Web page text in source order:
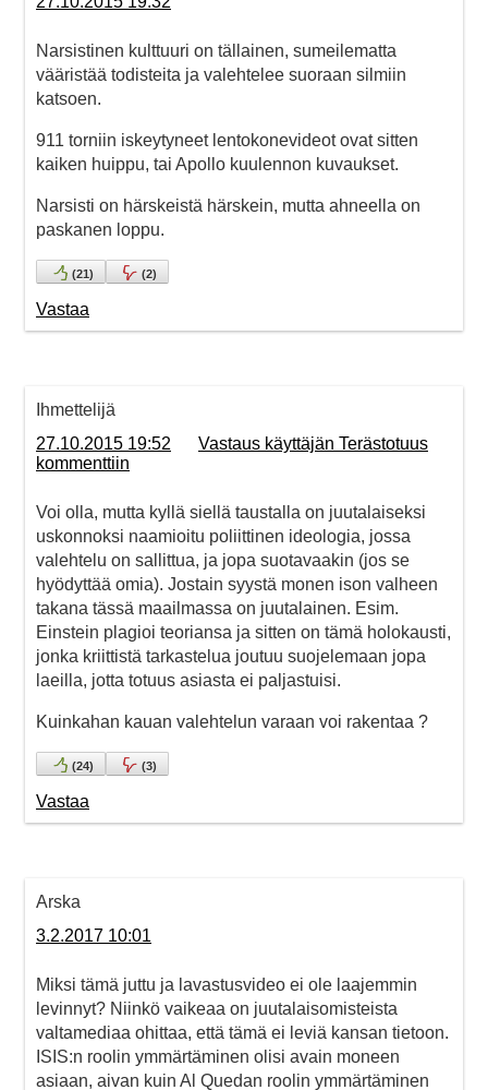
Narsistinen kulttuuri on tällainen, sumeilematta
vääristää todisteita ja valehtelee suoraan silmiin
katsoen.
911 torniin iskeytyneet lentokonevideot ovat sitten
kaiken huippu, tai Apollo kuulennon kuvaukset.
Narsisti on härskeistä härskein, mutta ahneella on
paskanen loppu.
(21) (2)
Vastaa
Ihmettelijä
27.10.2015 19:52
Vastaus käyttäjän Terästotuus
kommenttiin
Voi olla, mutta kyllä siellä taustalla on juutalaiseksi
uskonnoksi naamioitu poliittinen ideologia, jossa
valehtelu on sallittua, ja jopa suotavaakin (jos se
hyödyttää omia). Jostain syystä monen ison valheen
takana tässä maailmassa on juutalainen. Esim.
Einstein plagioi teoriansa ja sitten on tämä holokausti,
jonka kriittistä tarkastelua joutuu suojelemaan jopa
laeilla, jotta totuus asiasta ei paljastuisi.
Kuinkahan kauan valehtelun varaan voi rakentaa ?
(24) (3)
Vastaa
Arska
3.2.2017 10:01
Miksi tämä juttu ja lavastusvideo ei ole laajemmin
levinnyt? Niinkö vaikeaa on juutalaisomisteista
valtamediaa ohittaa, että tämä ei leviä kansan tietoon.
ISIS:n roolin ymmärtäminen olisi avain moneen
asiaan, aivan kuin Al Quedan roolin ymmärtäminen